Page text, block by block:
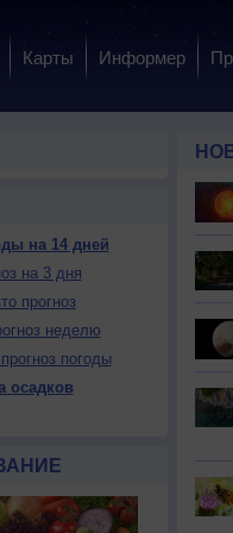
Карты Информер
10 пн
Ночь
10 пн
Нет
+23 +22 +33
на 14 дней
на 3 дня
прогноз
неделю
погоды
осадков